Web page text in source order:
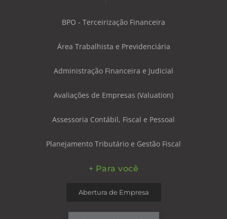
BPO - Terceirização Financeira
Área Trabalhista e Previdenciária
Administração Financeira e Judicial
Avaliações de Empresas (Valuation)
Assessoria Contábil, Fiscal e Pessoal
Planejamento Tributário e Gestão Fiscal
+ Para você
Abertura de Empresa